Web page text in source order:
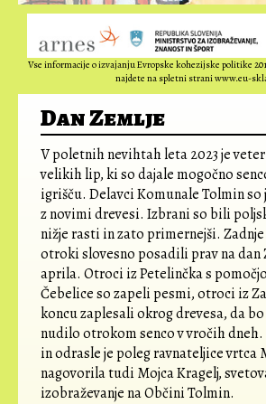
Vse informacije o izvajanju Evropske kohezijske politike
najdete na spletni strani www.eu-
Dan Zemlje
V poletnih nevihtah leta 2023 je
velikih lip, ki so dajale mogočno
igrišču. Delavci Komunale Tolmin
z novimi drevesi. Izbrani so bili
nižje rasti in zato primernejši.
otroki slovesno posadili prav na dan
aprila. Otroci iz Petelinčka s
Čebelice so zapeli pesmi, otroci iz
koncu zaplesali okrog drevesa, da
nudilo otrokom senco v vročih
in odrasle je poleg ravnateljice vrtca
nagovorila tudi Mojca Kragelj,
izobraževanje na Občini Tolmin.